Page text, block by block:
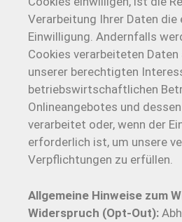
Verarbeitung Ihrer Daten die
Einwilligung. Andernfalls
Cookies verarbeiteten
unserer berechtigten
betriebswirtschaftlichen
Onlineangebotes und
verarbeitet oder, wenn der
erforderlich ist, um unsere
Verpflichtungen zu erfüllen.
Allgemeine Hinweise zum
Widerspruch (Opt-Out):